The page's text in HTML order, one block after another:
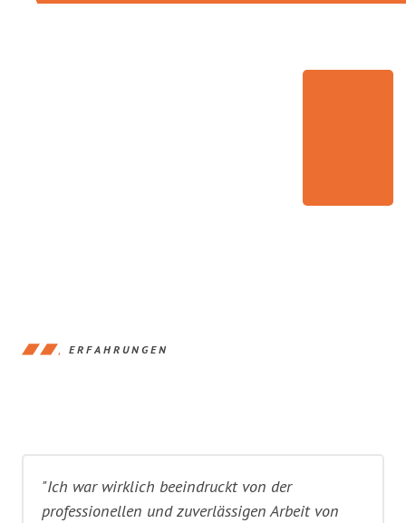
ERFAHRUNGEN
"Ich war wirklich beeindruckt von der
professionellen und zuverlässigen Arbeit von